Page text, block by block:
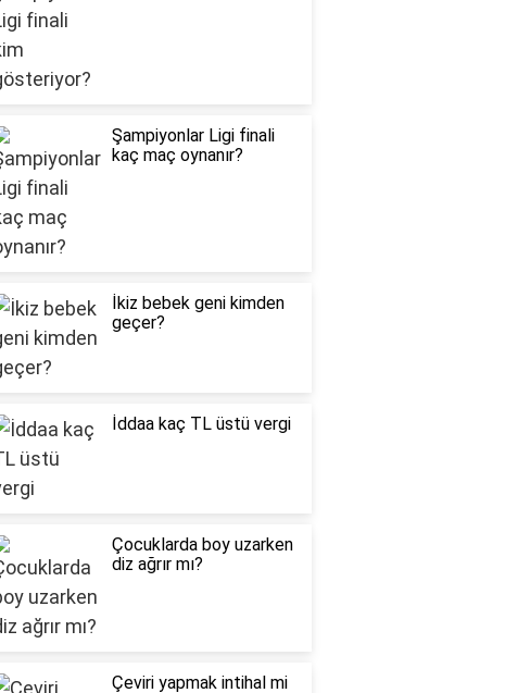
Şampiyonlar Ligi finali
kaç maç oynanır?
İkiz bebek geni kimden
geçer?
İddaa kaç TL üstü vergi
Çocuklarda boy uzarken
diz ağrır mı?
Çeviri yapmak intihal mi